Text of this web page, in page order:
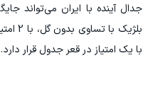
جدال آینده با ایران می‌تواند
بلژیک
با یک امتیاز در قعر جدول قرار دارد.